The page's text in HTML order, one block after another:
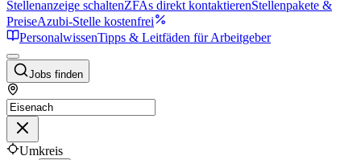
Stellenanzeige schaltenZFAs direkt kontaktierenStellenpakete &
PreiseAzubi-Stelle kostenfrei
PersonalwissenTipps & Leitfäden für Arbeitgeber
Jobs finden
Umkreis